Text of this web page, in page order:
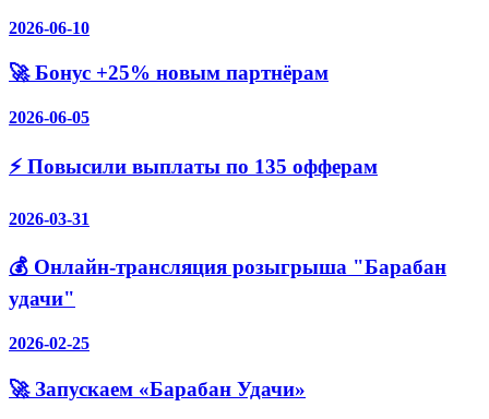
2026-06-10
🚀 Бонус +25% новым партнёрам
2026-06-05
⚡️ Повысили выплаты по 135 офферам
2026-03-31
💰 Онлайн-трансляция розыгрыша "Барабан
удачи"
2026-02-25
🚀 Запускаем «Барабан Удачи»